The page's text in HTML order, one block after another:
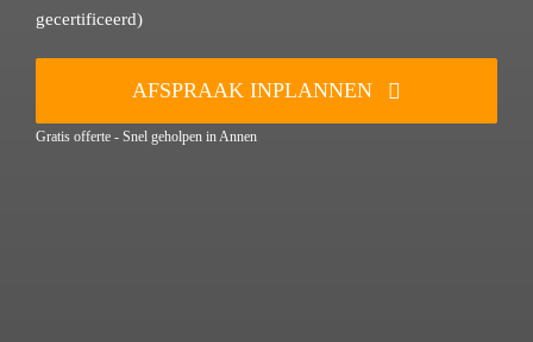
gecertificeerd)
AFSPRAAK INPLANNEN
Gratis offerte - Snel geholpen in Annen